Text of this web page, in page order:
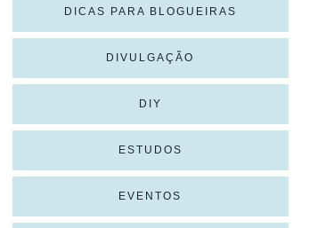
DICAS PARA BLOGUEIRAS
DIVULGAÇÃO
DIY
ESTUDOS
EVENTOS